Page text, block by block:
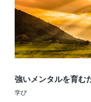
強いメンタルを育む
学び